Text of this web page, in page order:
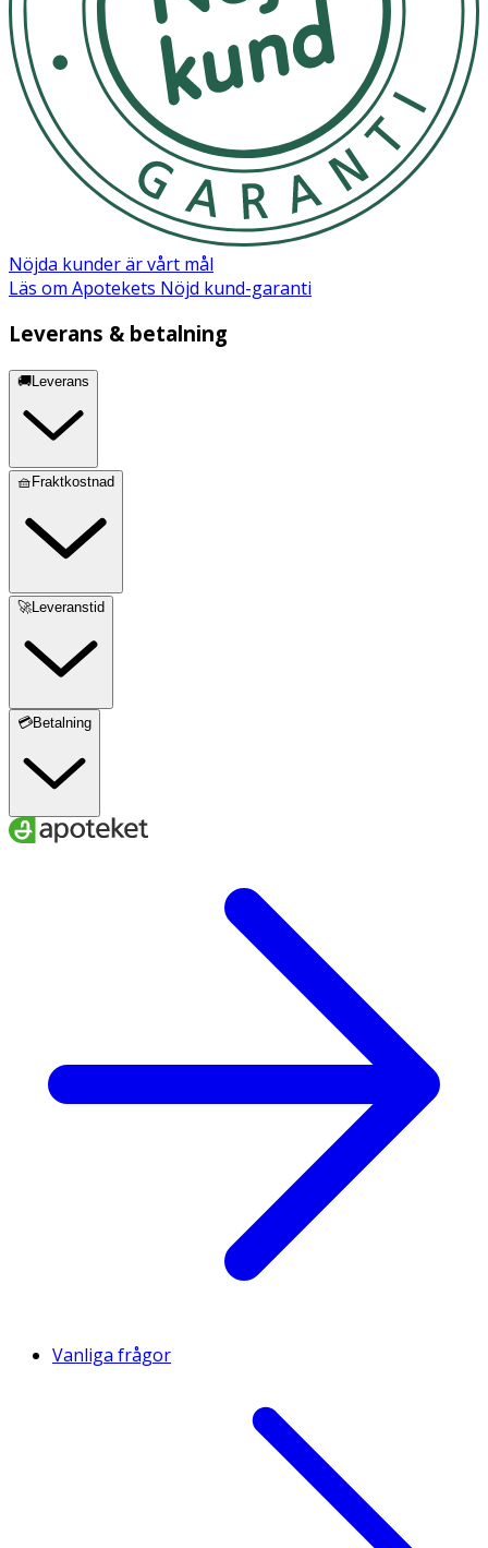
Nöjda kunder är vårt mål
Läs om Apotekets Nöjd kund-garanti
Leverans & betalning
🚚Leverans
🧺Fraktkostnad
🚀Leveranstid
💳Betalning
Vanliga frågor